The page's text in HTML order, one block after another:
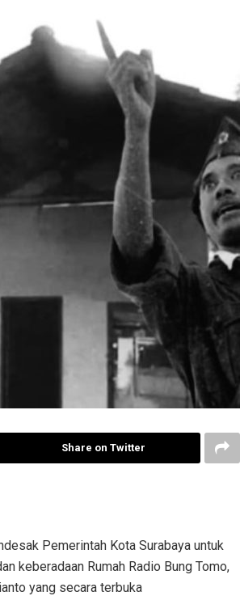
Share on Twitter
Pemerintah Kota Surabaya untuk
keberadaan Rumah Radio Bung Tomo,
yang secara terbuka